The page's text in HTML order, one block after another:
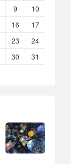
9
10
16
17
23
24
30
31